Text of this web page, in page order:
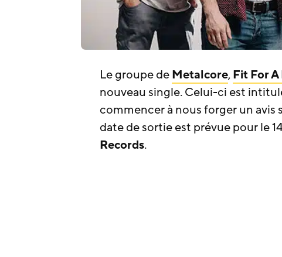
Le groupe deMetalcore,Fit For A
nouveau single. Celui-ci est
commencer à nous forger un avis
date de sortie est prévue pour le
Records.